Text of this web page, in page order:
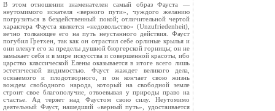
В этом отношении знаменателен самый образ Фауста —
неутомимого искателя «верного пути», чуждого желанию
погрузиться в бездейственный покой; отличительной чертой
характера Фауста является «недовольство» (Unzufriedenheit),
вечно толкающее его на путь неустанного действия. Фауст
погубил Гретхен, так как он отрастил себе орлиные крылья и
они влекут его за пределы душной бюргерской горницы; он не
замыкает себя и в мире искусства и совершенной красоты, ибо
царство классической Елены оказывается в итоге всего лишь
эстетической видимостью. Фауст жаждет великого дела,
осязаемого и плодотворного, и он кончает свою жизнь
вождем свободного народа, который на свободной земле
строит свое благополучие, отвоевывая у природы право на
счастье. Ад теряет над Фаустом свою силу. Неутомимо
деятельный Фауст, нашедший «верный путь», удостаивается